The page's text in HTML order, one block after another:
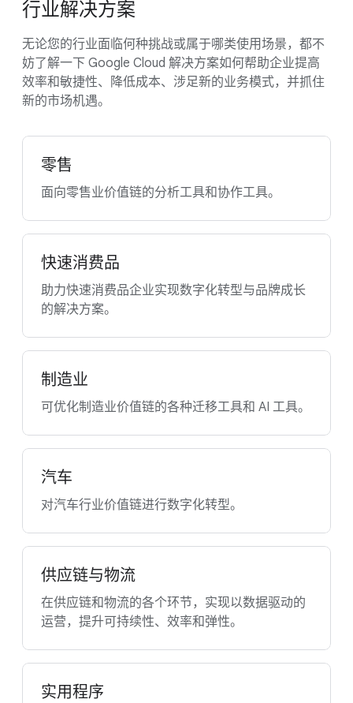
行业解决方案
无论您的行业面临何种挑战或属于哪类使用场景，都不
妨了解一下 Google Cloud 解决方案如何帮助企业提高
效率和敏捷性、降低成本、涉足新的业务模式，并抓住
新的市场机遇。
零售
面向零售业价值链的分析工具和协作工具。
快速消费品
助力快速消费品企业实现数字化转型与品牌成长
的解决方案。
制造业
可优化制造业价值链的各种迁移工具和 AI 工具。
汽车
对汽车行业价值链进行数字化转型。
供应链与物流
在供应链和物流的各个环节，实现以数据驱动的
运营，提升可持续性、效率和弹性。
实用程序